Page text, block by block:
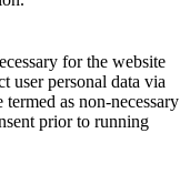
for the website
user personal data via
as non-necessary
prior to running